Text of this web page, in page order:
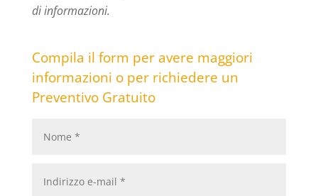
di informazioni.
Compila il form per avere maggiori
informazioni o per richiedere un
Preventivo Gratuito